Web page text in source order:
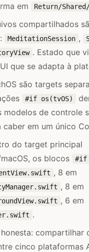
em
Return/
compartilhados
MeditationSession ,
. Estado que
que se adapta à
são targets
#if os(tvOS)
modelos de controle
caber em um único
do target principal
os blocos
#if
, 8 em
, 8 em
, 6 em
.
compartilhar
cinco plataformas